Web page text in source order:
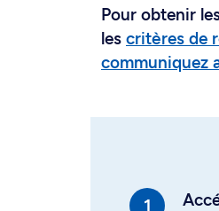
Pour obtenir
les critères de
communiquez